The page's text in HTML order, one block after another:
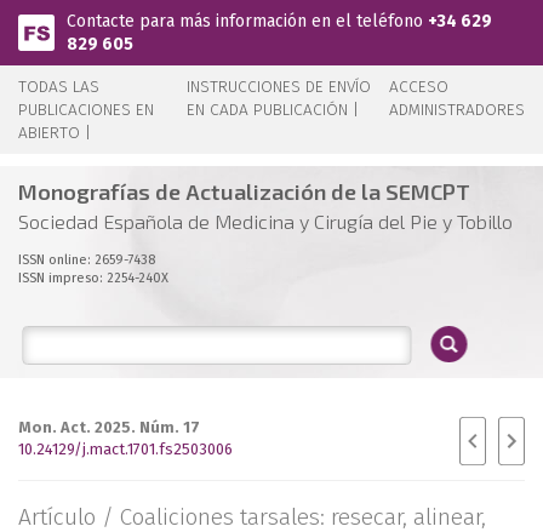
Pasar al contenido principal
Contacte para más información en el teléfono +34 629
829 605
TODAS LAS
PUBLICACIONES EN
ABIERTO |
INSTRUCCIONES DE ENVÍO
EN CADA PUBLICACIÓN |
ACCESO
ADMINISTRADORES
Monografías de Actualización de la SEMCPT
Sociedad Española de Medicina y Cirugía del Pie y Tobillo
ISSN online: 2659-7438
ISSN impreso: 2254-240X
Mon. Act. 2025. Núm. 17
10.24129/j.mact.1701.fs2503006
Artículo / Coaliciones tarsales: resecar, alinear,